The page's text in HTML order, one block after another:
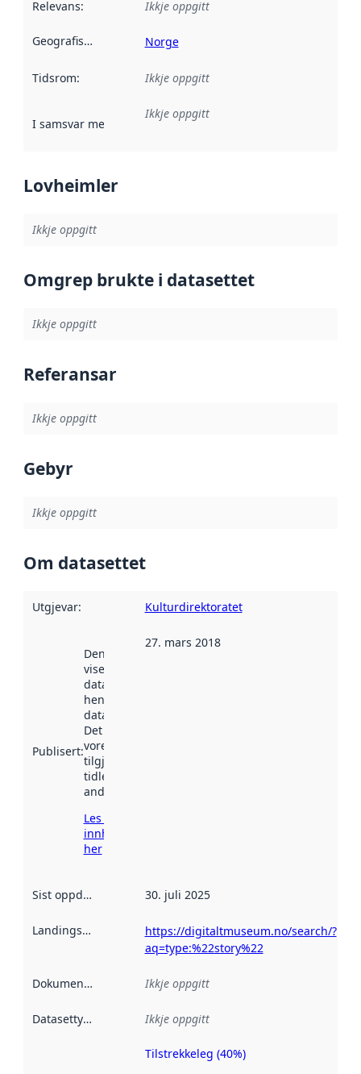
Relevans: Ikkje oppgitt
Geografisk område Norge
Tidsrom: Ikkje oppgitt
I samsvar med Referanse til ei implementeringsregel eller
Ikkje oppgitt
Lovheimler
Ikkje oppgitt
Omgrep brukte i datasettet
Ikkje oppgitt
Referansar
Ikkje oppgitt
Gebyr
Ikkje oppgitt
Om datasettet
Utgjevar: Kulturdirektoratet
Publisert:
Denne datoen
viser når
datasettet vart
henta inn av
data.norge.no.
Det kan ha
vore
tilgjengeleg
tidlegare
andre stader.
Les meir om
innhenting
her
27. mars 2018
Sist oppdatert 30. juli 2025
Landingsside
https://digitaltmuseum.no/search/?
aq=type:%22story%22
Dokumentasjon Ikkje oppgitt
Datasettype Ikkje oppgitt
Metadatakvalitet
Tilstrekkeleg (40%)